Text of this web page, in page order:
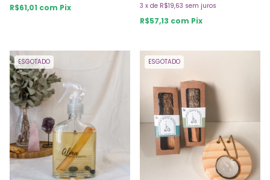
R$61,01 com Pix 3 x de R$19,63 sem juros
R$57,13 com Pix
ESGOTADO ESGOTADO